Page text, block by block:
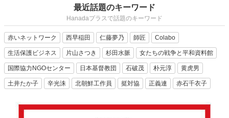
最近話題のキーワード
Hanadaプラスで話題のキーワード
赤いネットワーク 西早稲田 仁藤夢乃 師匠 Colabo
生活保護ビジネス 片山さつき 杉田水脈 女たちの戦争と平和資料館
国際協力NGOセンター 日本基督教団 石破茂 朴元淳 黄虎男
土井たか子 辛光洙 北朝鮮工作員 挺対協 正義連 赤石千衣子